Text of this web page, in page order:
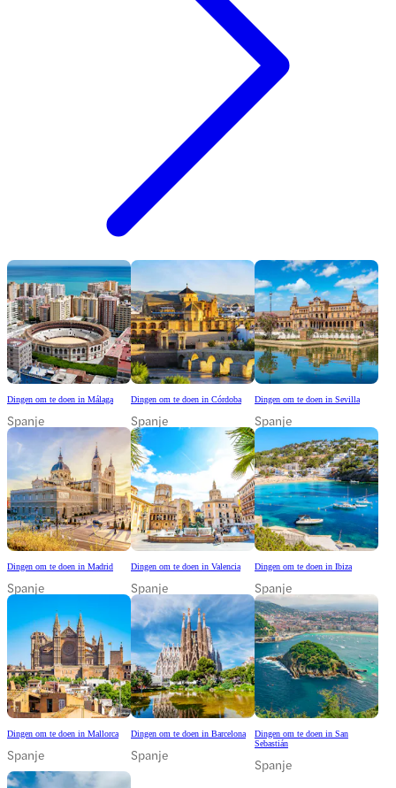
Dingen om te doen in Málaga
Spanje
Dingen om te doen in Córdoba
Spanje
Dingen om te doen in Sevilla
Spanje
Dingen om te doen in Madrid
Spanje
Dingen om te doen in Valencia
Spanje
Dingen om te doen in Ibiza
Spanje
Dingen om te doen in Mallorca
Spanje
Dingen om te doen in Barcelona
Spanje
Dingen om te doen in San
Sebastián
Spanje